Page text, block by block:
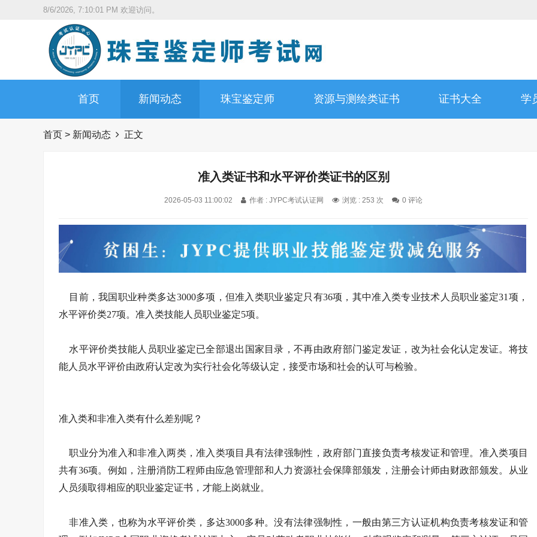
8/6/2026, 7:10:02 PM 欢迎访问。
首页 新闻动态 珠宝鉴定师 资源与测绘类证书 证书大全 学
首页 > 新闻动态 正文
准入类证书和水平评价类证书的区别
2026-05-03 11:00:02 作者 : JYPC考试认证网 浏览 : 253 次 0 评论
目前，我国职业种类多达3000多项，但准入类职业鉴定只有36项，其中准入类专业技术人员职业鉴定31项，
水平评价类27项。准入类技能人员职业鉴定5项。
水平评价类技能人员职业鉴定已全部退出国家目录，不再由政府部门鉴定发证，改为社会化认定发证。将技
能人员水平评价由政府认定改为实行社会化等级认定，接受市场和社会的认可与检验。
准入类和非准入类有什么差别呢？
职业分为准入和非准入两类，准入类项目具有法律强制性，政府部门直接负责考核发证和管理。准入类项目
共有36项。例如，注册消防工程师由应急管理部和人力资源社会保障部颁发，注册会计师由财政部颁发。从业
人员须取得相应的职业鉴定证书，才能上岗就业。
非准入类，也称为水平评价类，多达3000多种。没有法律强制性，一般由第三方认证机构负责考核发证和管